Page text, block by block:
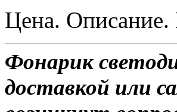
Цена. Описание.
Фонарик
доставкой или